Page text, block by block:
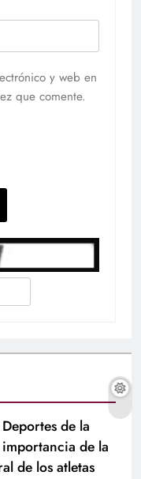
y web en
que comente.
de la
importancia de la
de los atletas